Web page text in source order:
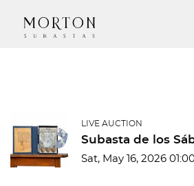
LIVE AUCTION
Subasta de los
Sat, May 16, 2026